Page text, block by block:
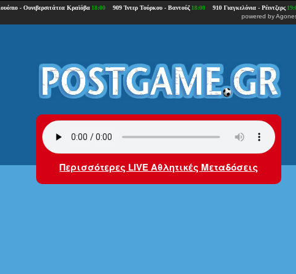
powered by
Περισσότερες LIVE Αθλητικές Μεταδόσεις